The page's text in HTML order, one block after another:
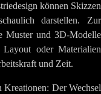
können Skizzen
darstellen. Zur
Muster und 3D-Modelle
oder Materialien
und Zeit.
Kreationen: Der Wechsel